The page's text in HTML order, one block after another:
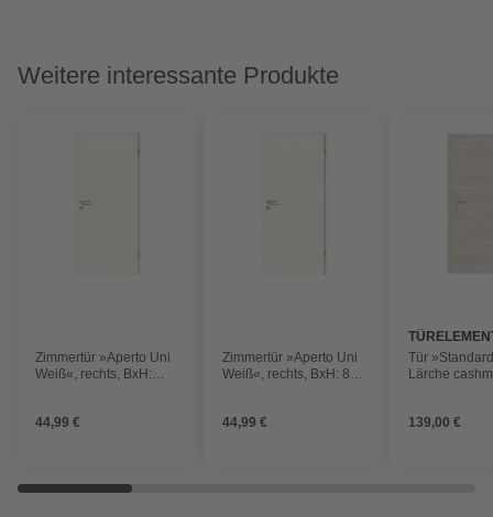
Weitere interessante Produkte
Zimmertür »Aperto Uni
Weiß«, rechts, BxH:
44,99 €
Zimmertür »Aperto Uni
Weiß«, rechts, BxH: 86
44,99 €
BORNE
Tür
Lärche
139,00 €